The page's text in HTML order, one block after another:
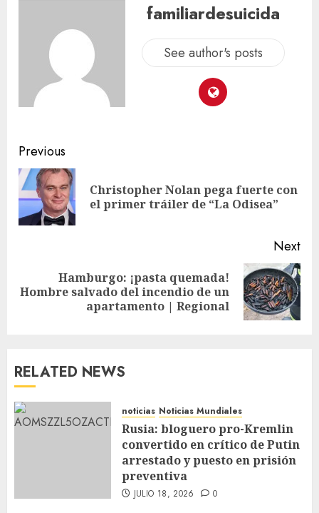
familiardesuicida
See author's posts
Previous
Christopher Nolan pega fuerte con
el primer tráiler de “La Odisea”
Next
Hamburgo: ¡pasta quemada!
Hombre salvado del incendio de un
apartamento | Regional
RELATED NEWS
noticias Noticias Mundiales
Rusia: bloguero pro-Kremlin
convertido en crítico de Putin
arrestado y puesto en prisión
preventiva
JULIO 18, 2026 0